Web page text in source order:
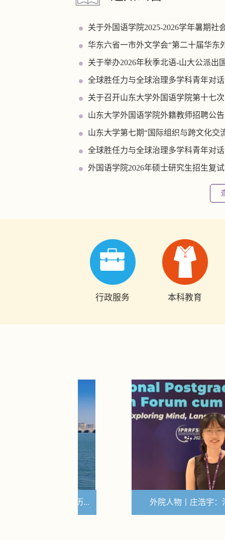
关于召开山东大学外国语学院第十七
山东大学外国语学院外籍教师招聘公告
山东大学第七期“国际组织与跨文化交
全球胜任力与全球治理多学科青年对
外国语学院2026年硕士研究生招生复
外院人物丨庄浩宇：潜心研学